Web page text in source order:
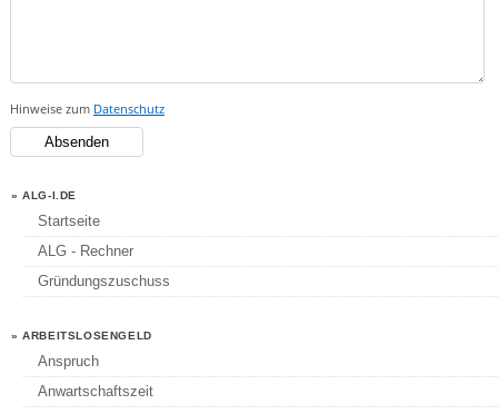
Hinweise zum Datenschutz
» ALG-I.DE
Startseite
ALG - Rechner
Gründungszuschuss
» ARBEITSLOSENGELD
Anspruch
Anwartschaftszeit